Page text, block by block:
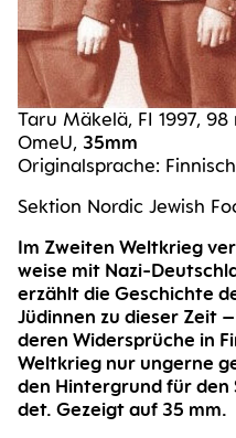
Taru Mäkelä, FI 1997,
OmeU, 35mm
Ori­gi­nal­spra­che: Finnisch
Sek­ti­on Nor­dic Jewish
Im Zwei­ten Welt­krieg
wei­se mit Nazi-
erzählt die Geschich­te
Jüdin­nen zu die­ser Zeit
deren Wider­sprü­che in
Welt­krieg nur unger­ne
den Hin­ter­grund für den
det. Gezeigt auf 35 mm.